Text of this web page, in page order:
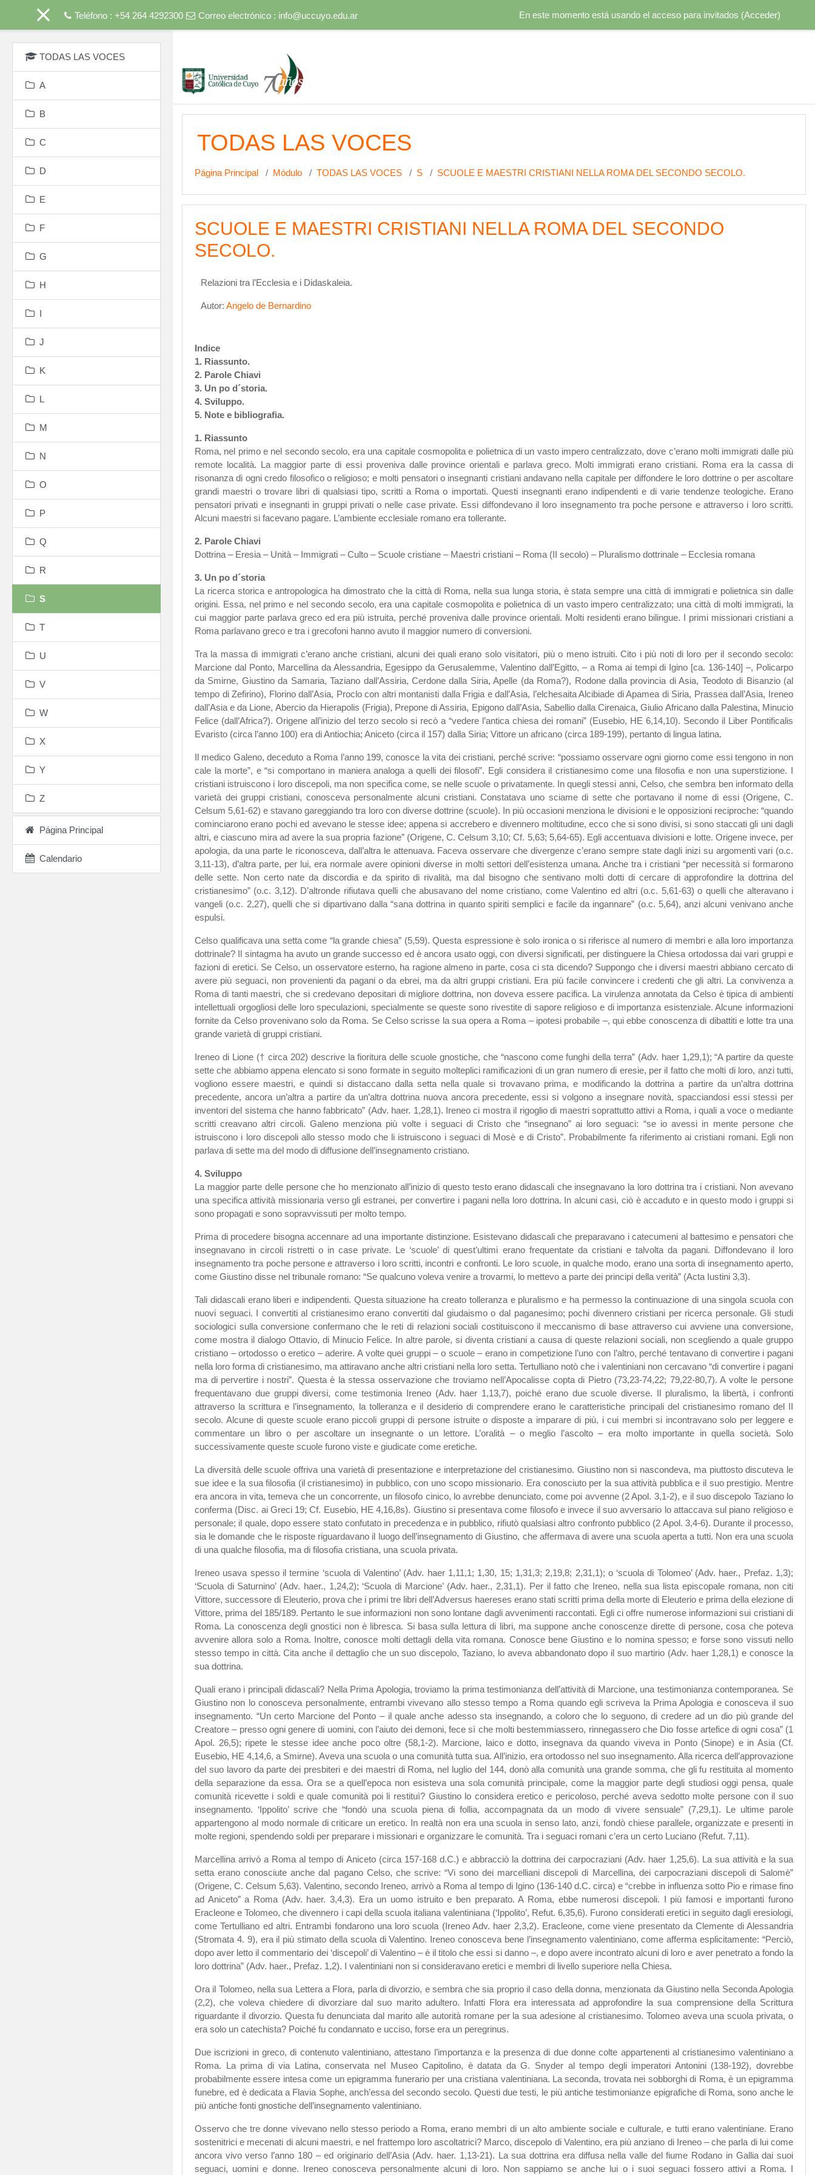
Salta al contenido principal
Teléfono : +54 264 4292300 Correo electrónico : info@uccuyo.edu.ar En este momento está usando el acceso para invitados (Acceder)
TODAS LAS VOCES
Página Principal Módulo TODAS LAS VOCES S SCUOLE E MAESTRI CRISTIANI NELLA ROMA DEL SECONDO SECOLO.
SCUOLE E MAESTRI CRISTIANI NELLA ROMA DEL SECONDO
SECOLO.
Relazioni tra l’Ecclesia e i Didaskaleia.
Autor: Angelo de Bernardino
Indice
1. Riassunto.
2. Parole Chiavi
3. Un po d´storia.
4. Sviluppo.
5. Note e bibliografia.
1. Riassunto
Roma, nel primo e nel secondo secolo, era una capitale cosmopolita e polietnica di un vasto impero centralizzato, dove c’erano molti immigrati dalle più
remote località. La maggior parte di essi proveniva dalle province orientali e parlava greco. Molti immigrati erano cristiani. Roma era la cassa di
risonanza di ogni credo filosofico o religioso; e molti pensatori o insegnanti cristiani andavano nella capitale per diffondere le loro dottrine o per ascoltare
grandi maestri o trovare libri di qualsiasi tipo, scritti a Roma o importati. Questi insegnanti erano indipendenti e di varie tendenze teologiche. Erano
pensatori privati e insegnanti in gruppi privati o nelle case private. Essi diffondevano il loro insegnamento tra poche persone e attraverso i loro scritti.
Alcuni maestri si facevano pagare. L’ambiente ecclesiale romano era tollerante.
2. Parole Chiavi
Dottrina – Eresia – Unità – Immigrati – Culto – Scuole cristiane – Maestri cristiani – Roma (II secolo) – Pluralismo dottrinale – Ecclesia romana
3. Un po d´storia
La ricerca storica e antropologica ha dimostrato che la città di Roma, nella sua lunga storia, è stata sempre una città di immigrati e polietnica sin dalle
origini. Essa, nel primo e nel secondo secolo, era una capitale cosmopolita e polietnica di un vasto impero centralizzato; una città di molti immigrati, la
cui maggior parte parlava greco ed era più istruita, perché proveniva dalle province orientali. Molti residenti erano bilingue. I primi missionari cristiani a
Roma parlavano greco e tra i grecofoni hanno avuto il maggior numero di conversioni.
Tra la massa di immigrati c’erano anche cristiani, alcuni dei quali erano solo visitatori, più o meno istruiti. Cito i più noti di loro per il secondo secolo:
Marcione dal Ponto, Marcellina da Alessandria, Egesippo da Gerusalemme, Valentino dall’Egitto, – a Roma ai tempi di Igino [ca. 136-140] –, Policarpo
da Smirne, Giustino da Samaria, Taziano dall’Assiria, Cerdone dalla Siria, Apelle (da Roma?), Rodone dalla provincia di Asia, Teodoto di Bisanzio (al
tempo di Zefirino), Florino dall’Asia, Proclo con altri montanisti dalla Frigia e dall’Asia, l’elchesaita Alcibiade di Apamea di Siria, Prassea dall’Asia, Ireneo
dall’Asia e da Lione, Abercio da Hierapolis (Frigia), Prepone di Assiria, Epigono dall’Asia, Sabellio dalla Cirenaica, Giulio Africano dalla Palestina, Minucio
Felice (dall’Africa?). Origene all’inizio del terzo secolo si recò a “vedere l’antica chiesa dei romani” (Eusebio, HE 6,14,10). Secondo il Liber Pontificalis
Evaristo (circa l’anno 100) era di Antiochia; Aniceto (circa il 157) dalla Siria; Vittore un africano (circa 189-199), pertanto di lingua latina.
Il medico Galeno, deceduto a Roma l’anno 199, conosce la vita dei cristiani, perché scrive: “possiamo osservare ogni giorno come essi tengono in non
cale la morte”, e “si comportano in maniera analoga a quelli dei filosofi”. Egli considera il cristianesimo come una filosofia e non una superstizione. I
cristiani istruiscono i loro discepoli, ma non specifica come, se nelle scuole o privatamente. In quegli stessi anni, Celso, che sembra ben informato della
varietà dei gruppi cristiani, conosceva personalmente alcuni cristiani. Constatava uno sciame di sette che portavano il nome di essi (Origene, C.
Celsum 5,61-62) e stavano gareggiando tra loro con diverse dottrine (scuole). In più occasioni menziona le divisioni e le opposizioni reciproche: “quando
cominciarono erano pochi ed avevano le stesse idee; appena si accrebero e divennero moltitudine, ecco che si sono divisi, si sono staccati gli uni dagli
altri, e ciascuno mira ad avere la sua propria fazione” (Origene, C. Celsum 3,10; Cf. 5,63; 5,64-65). Egli accentuava divisioni e lotte. Origene invece, per
apologia, da una parte le riconosceva, dall’altra le attenuava. Faceva osservare che divergenze c’erano sempre state dagli inizi su argomenti vari (o.c.
3,11-13), d’altra parte, per lui, era normale avere opinioni diverse in molti settori dell’esistenza umana. Anche tra i cristiani “per necessità si formarono
delle sette. Non certo nate da discordia e da spirito di rivalità, ma dal bisogno che sentivano molti dotti di cercare di approfondire la dottrina del
cristianesimo” (o.c. 3,12). D’altronde rifiutava quelli che abusavano del nome cristiano, come Valentino ed altri (o.c. 5,61-63) o quelli che alteravano i
vangeli (o.c. 2,27), quelli che si dipartivano dalla “sana dottrina in quanto spiriti semplici e facile da ingannare” (o.c. 5,64), anzi alcuni venivano anche
espulsi.
Celso qualificava una setta come “la grande chiesa” (5,59). Questa espressione è solo ironica o si riferisce al numero di membri e alla loro importanza
dottrinale? Il sintagma ha avuto un grande successo ed è ancora usato oggi, con diversi significati, per distinguere la Chiesa ortodossa dai vari gruppi e
fazioni di eretici. Se Celso, un osservatore esterno, ha ragione almeno in parte, cosa ci sta dicendo? Suppongo che i diversi maestri abbiano cercato di
avere più seguaci, non provenienti da pagani o da ebrei, ma da altri gruppi cristiani. Era più facile convincere i credenti che gli altri. La convivenza a
Roma di tanti maestri, che si credevano depositari di migliore dottrina, non doveva essere pacifica. La virulenza annotata da Celso è tipica di ambienti
intellettuali orgogliosi delle loro speculazioni, specialmente se queste sono rivestite di sapore religioso e di importanza esistenziale. Alcune informazioni
fornite da Celso provenivano solo da Roma. Se Celso scrisse la sua opera a Roma – ipotesi probabile –, qui ebbe conoscenza di dibattiti e lotte tra una
grande varietà di gruppi cristiani.
Ireneo di Lione († circa 202) descrive la fioritura delle scuole gnostiche, che “nascono come funghi della terra” (Adv. haer 1,29,1); “A partire da queste
sette che abbiamo appena elencato si sono formate in seguito molteplici ramificazioni di un gran numero di eresie, per il fatto che molti di loro, anzi tutti,
vogliono essere maestri, e quindi si distaccano dalla setta nella quale si trovavano prima, e modificando la dottrina a partire da un’altra dottrina
precedente, ancora un’altra a partire da un’altra dottrina nuova ancora precedente, essi si volgono a insegnare novità, spacciandosi essi stessi per
inventori del sistema che hanno fabbricato” (Adv. haer. 1,28,1). Ireneo ci mostra il rigoglio di maestri soprattutto attivi a Roma, i quali a voce o mediante
scritti creavano altri circoli. Galeno menziona più volte i seguaci di Cristo che “insegnano” ai loro seguaci: “se io avessi in mente persone che
istruiscono i loro discepoli allo stesso modo che li istruiscono i seguaci di Mosè e di Cristo”. Probabilmente fa riferimento ai cristiani romani. Egli non
parlava di sette ma del modo di diffusione dell’insegnamento cristiano.
4. Sviluppo
La maggior parte delle persone che ho menzionato all’inizio di questo testo erano didascali che insegnavano la loro dottrina tra i cristiani. Non avevano
una specifica attività missionaria verso gli estranei, per convertire i pagani nella loro dottrina. In alcuni casi, ciò è accaduto e in questo modo i gruppi si
sono propagati e sono sopravvissuti per molto tempo.
Prima di procedere bisogna accennare ad una importante distinzione. Esistevano didascali che preparavano i catecumeni al battesimo e pensatori che
insegnavano in circoli ristretti o in case private. Le ‘scuole’ di quest’ultimi erano frequentate da cristiani e talvolta da pagani. Diffondevano il loro
insegnamento tra poche persone e attraverso i loro scritti, incontri e confronti. Le loro scuole, in qualche modo, erano una sorta di insegnamento aperto,
come Giustino disse nel tribunale romano: “Se qualcuno voleva venire a trovarmi, lo mettevo a parte dei principi della verità” (Acta Iustini 3,3).
Tali didascali erano liberi e indipendenti. Questa situazione ha creato tolleranza e pluralismo e ha permesso la continuazione di una singola scuola con
nuovi seguaci. I convertiti al cristianesimo erano convertiti dal giudaismo o dal paganesimo; pochi divennero cristiani per ricerca personale. Gli studi
sociologici sulla conversione confermano che le reti di relazioni sociali costituiscono il meccanismo di base attraverso cui avviene una conversione,
come mostra il dialogo Ottavio, di Minucio Felice. In altre parole, si diventa cristiani a causa di queste relazioni sociali, non scegliendo a quale gruppo
cristiano – ortodosso o eretico – aderire. A volte quei gruppi – o scuole – erano in competizione l’uno con l’altro, perché tentavano di convertire i pagani
nella loro forma di cristianesimo, ma attiravano anche altri cristiani nella loro setta. Tertulliano notò che i valentiniani non cercavano “di convertire i pagani
ma di pervertire i nostri”. Questa è la stessa osservazione che troviamo nell’Apocalisse copta di Pietro (73,23-74,22; 79,22-80,7). A volte le persone
frequentavano due gruppi diversi, come testimonia Ireneo (Adv. haer 1,13,7), poiché erano due scuole diverse. Il pluralismo, la libertà, i confronti
attraverso la scrittura e l’insegnamento, la tolleranza e il desiderio di comprendere erano le caratteristiche principali del cristianesimo romano del II
secolo. Alcune di queste scuole erano piccoli gruppi di persone istruite o disposte a imparare di più, i cui membri si incontravano solo per leggere e
commentare un libro o per ascoltare un insegnante o un lettore. L’oralità – o meglio l’ascolto – era molto importante in quella società. Solo
successivamente queste scuole furono viste e giudicate come eretiche.
La diversità delle scuole offriva una varietà di presentazione e interpretazione del cristianesimo. Giustino non si nascondeva, ma piuttosto discuteva le
sue idee e la sua filosofia (il cristianesimo) in pubblico, con uno scopo missionario. Era conosciuto per la sua attività pubblica e il suo prestigio. Mentre
era ancora in vita, temeva che un concorrente, un filosofo cinico, lo avrebbe denunciato, come poi avvenne (2 Apol. 3,1-2), e il suo discepolo Taziano lo
conferma (Disc. ai Greci 19; Cf. Eusebio, HE 4,16,8s). Giustino si presentava come filosofo e invece il suo avversario lo attaccava sul piano religioso e
personale; il quale, dopo essere stato confutato in precedenza e in pubblico, rifiutò qualsiasi altro confronto pubblico (2 Apol. 3,4-6). Durante il processo,
sia le domande che le risposte riguardavano il luogo dell’insegnamento di Giustino, che affermava di avere una scuola aperta a tutti. Non era una scuola
di una qualche filosofia, ma di filosofia cristiana, una scuola privata.
Ireneo usava spesso il termine ‘scuola di Valentino’ (Adv. haer 1,11,1; 1,30, 15; 1,31,3; 2,19,8; 2,31,1); o ‘scuola di Tolomeo’ (Adv. haer., Prefaz. 1,3);
‘Scuola di Saturnino’ (Adv. haer., 1,24,2); ‘Scuola di Marcione’ (Adv. haer., 2,31,1). Per il fatto che Ireneo, nella sua lista episcopale romana, non citi
Vittore, successore di Eleuterio, prova che i primi tre libri dell’Adversus haereses erano stati scritti prima della morte di Eleuterio e prima della elezione di
Vittore, prima del 185/189. Pertanto le sue informazioni non sono lontane dagli avvenimenti raccontati. Egli ci offre numerose informazioni sui cristiani di
Roma. La conoscenza degli gnostici non è libresca. Si basa sulla lettura di libri, ma suppone anche conoscenze dirette di persone, cosa che poteva
avvenire allora solo a Roma. Inoltre, conosce molti dettagli della vita romana. Conosce bene Giustino e lo nomina spesso; e forse sono vissuti nello
stesso tempo in città. Cita anche il dettaglio che un suo discepolo, Taziano, lo aveva abbandonato dopo il suo martirio (Adv. haer 1,28,1) e conosce la
sua dottrina.
Quali erano i principali didascali? Nella Prima Apologia, troviamo la prima testimonianza dell’attività di Marcione, una testimonianza contemporanea. Se
Giustino non lo conosceva personalmente, entrambi vivevano allo stesso tempo a Roma quando egli scriveva la Prima Apologia e conosceva il suo
insegnamento. “Un certo Marcione del Ponto – il quale anche adesso sta insegnando, a coloro che lo seguono, di credere ad un dio più grande del
Creatore – presso ogni genere di uomini, con l’aiuto dei demoni, fece sì che molti bestemmiassero, rinnegassero che Dio fosse artefice di ogni cosa” (1
Apol. 26,5); ripete le stesse idee anche poco oltre (58,1-2). Marcione, laico e dotto, insegnava da quando viveva in Ponto (Sinope) e in Asia (Cf.
Eusebio, HE 4,14,6, a Smirne). Aveva una scuola o una comunità tutta sua. All’inizio, era ortodosso nel suo insegnamento. Alla ricerca dell’approvazione
del suo lavoro da parte dei presbiteri e dei maestri di Roma, nel luglio del 144, donò alla comunità una grande somma, che gli fu restituita al momento
della separazione da essa. Ora se a quell’epoca non esisteva una sola comunità principale, come la maggior parte degli studiosi oggi pensa, quale
comunità ricevette i soldi e quale comunità poi li restituì? Giustino lo considera eretico e pericoloso, perché aveva sedotto molte persone con il suo
insegnamento. ‘Ippolito’ scrive che “fondò una scuola piena di follia, accompagnata da un modo di vivere sensuale” (7,29,1). Le ultime parole
appartengono al modo normale di criticare un eretico. In realtà non era una scuola in senso lato, anzi, fondò chiese parallele, organizzate e presenti in
molte regioni, spendendo soldi per preparare i missionari e organizzare le comunità. Tra i seguaci romani c’era un certo Luciano (Refut. 7,11).
Marcellina arrivò a Roma al tempo di Aniceto (circa 157-168 d.C.) e abbracciò la dottrina dei carpocraziani (Adv. haer 1,25,6). La sua attività e la sua
setta erano conosciute anche dal pagano Celso, che scrive: “Vi sono dei marcelliani discepoli di Marcellina, dei carpocraziani discepoli di Salomè”
(Origene, C. Celsum 5,63). Valentino, secondo Ireneo, arrivò a Roma al tempo di Igino (136-140 d.C. circa) e “crebbe in influenza sotto Pio e rimase fino
ad Aniceto” a Roma (Adv. haer. 3,4,3). Era un uomo istruito e ben preparato. A Roma, ebbe numerosi discepoli. I più famosi e importanti furono
Eracleone e Tolomeo, che divennero i capi della scuola italiana valentiniana (‘Ippolito’, Refut. 6,35,6). Furono considerati eretici in seguito dagli eresiologi,
come Tertulliano ed altri. Entrambi fondarono una loro scuola (Ireneo Adv. haer 2,3,2). Eracleone, come viene presentato da Clemente di Alessandria
(Stromata 4. 9), era il più stimato della scuola di Valentino. Ireneo conosceva bene l’insegnamento valentiniano, come afferma esplicitamente: “Perciò,
dopo aver letto il commentario dei ‘discepoli’ di Valentino – è il titolo che essi si danno –, e dopo avere incontrato alcuni di loro e aver penetrato a fondo la
loro dottrina” (Adv. haer., Prefaz. 1,2). I valentiniani non si consideravano eretici e membri di livello superiore nella Chiesa.
Ora il Tolomeo, nella sua Lettera a Flora, parla di divorzio, e sembra che sia proprio il caso della donna, menzionata da Giustino nella Seconda Apologia
(2,2), che voleva chiedere di divorziare dal suo marito adultero. Infatti Flora era interessata ad approfondire la sua comprensione della Scrittura
riguardante il divorzio. Questa fu denunciata dal marito alle autorità romane per la sua adesione al cristianesimo. Tolomeo aveva una scuola privata, o
era solo un catechista? Poiché fu condannato e ucciso, forse era un peregrinus.
Due iscrizioni in greco, di contenuto valentiniano, attestano l’importanza e la presenza di due donne colte appartenenti al cristianesimo valentiniano a
Roma. La prima di via Latina, conservata nel Museo Capitolino, è datata da G. Snyder al tempo degli imperatori Antonini (138-192), dovrebbe
probabilmente essere intesa come un epigramma funerario per una cristiana valentiniana. La seconda, trovata nei sobborghi di Roma, è un epigramma
funebre, ed è dedicata a Flavia Sophe, anch’essa del secondo secolo. Questi due testi, le più antiche testimonianze epigrafiche di Roma, sono anche le
più antiche fonti gnostiche dell’insegnamento valentiniano.
Osservo che tre donne vivevano nello stesso periodo a Roma, erano membri di un alto ambiente sociale e culturale, e tutti erano valentiniane. Erano
sostenitrici e mecenati di alcuni maestri, e nel frattempo loro ascoltatrici? Marco, discepolo di Valentino, era più anziano di Ireneo – che parla di lui come
ancora vivo verso l’anno 180 – ed originario dell’Asia (Adv. haer. 1,13-21). La sua dottrina era diffusa nella valle del fiume Rodano in Gallia dai suoi
seguaci, uomini e donne. Ireneo conosceva personalmente alcuni di loro. Non sappiamo se anche lui o i suoi seguaci fossero attivi a Roma. I
TODAS LAS VOCES
A
B
C
D
E
F
G
H
I
J
K
L
M
N
O
P
Q
R
S
T
U
V
W
X
Y
Z
Página Principal
Calendario